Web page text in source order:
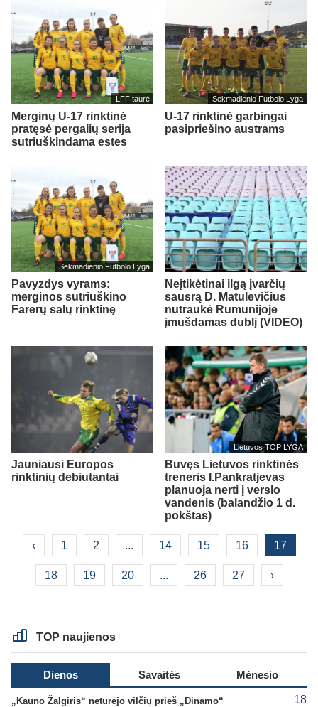
LFF taurė
Merginų U-17 rinktinė
pratęsė pergalių serija
sutriuškindama estes
Sekmadienio Futbolo Lyga
U-17 rinktinė garbingai
pasipriešino austrams
Sekmadienio Futbolo Lyga
Pavyzdys vyrams:
merginos sutriuškino
Farerų salų rinktinę
Neįtikėtinai ilgą įvarčių
sausrą D. Matulevičius
nutraukė Rumunijoje
įmušdamas dublį (VIDEO)
Jauniausi Europos
rinktinių debiutantai
Lietuvos TOP LYGA
Buvęs Lietuvos rinktinės
treneris I.Pankratjevas
planuoja nerti į verslo
vandenis (balandžio 1 d.
pokštas)
‹ 1 2 ... 14 15 16 17
18 19 20 ... 26 27 ›
TOP naujienos
Dienos Savaitės Mėnesio
„Kauno Žalgiris“ neturėjo vilčių prieš „Dinamo“ 18